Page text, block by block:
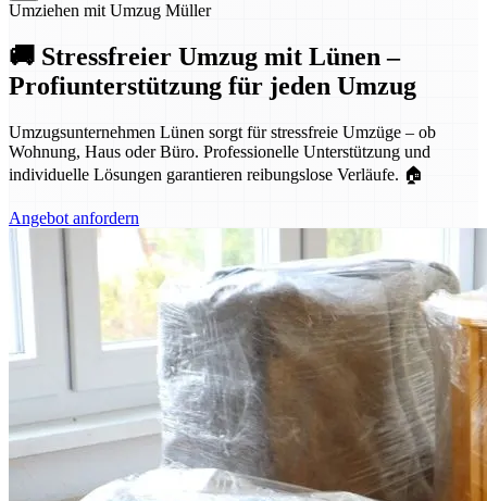
Umziehen mit Umzug Müller
🚚 Stressfreier Umzug mit Lünen –
Profiunterstützung für jeden Umzug
Umzugsunternehmen Lünen sorgt für stressfreie Umzüge – ob
Wohnung, Haus oder Büro. Professionelle Unterstützung und
individuelle Lösungen garantieren reibungslose Verläufe. 🏠
Angebot anfordern